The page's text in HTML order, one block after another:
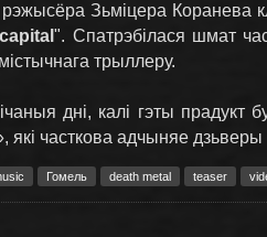
Зьміцера Коранева
". Спатрэбілася шмат
трыллеру.
дні, калі гэты
які часткова адчыняе
Гомель death metal teaser